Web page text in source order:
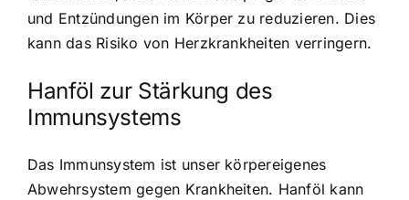
und Entzündungen im Körper zu reduzieren. Dies
kann das Risiko von Herzkrankheiten verringern.
Hanföl zur Stärkung des
Immunsystems
Das Immunsystem ist unser körpereigenes
Abwehrsystem gegen Krankheiten. Hanföl kann